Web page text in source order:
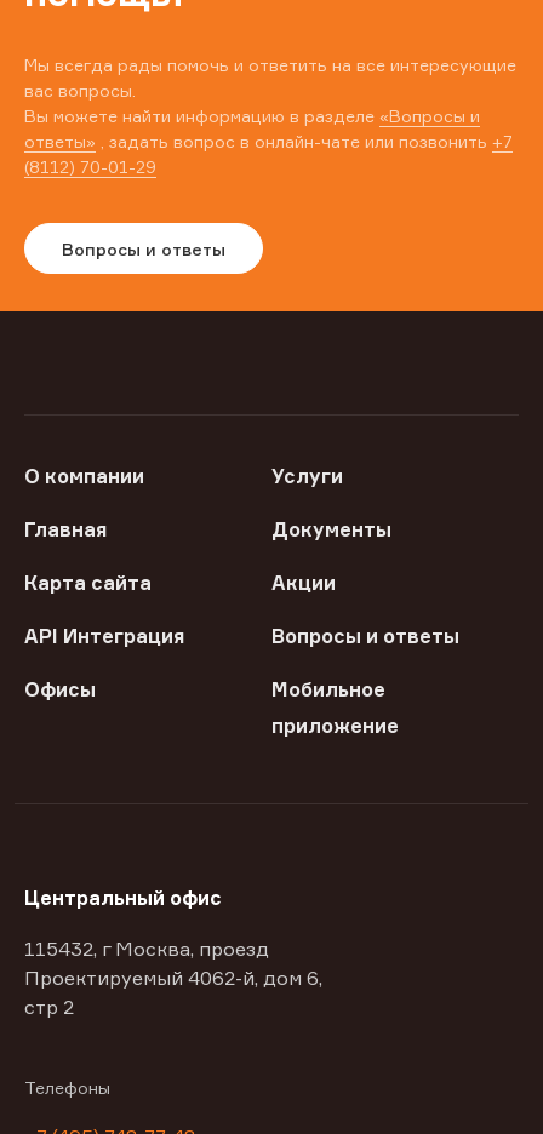
Мы всегда рады помочь и ответить на все интересующие
вас вопросы.
Вы можете найти информацию в разделе «Вопросы и
ответы» , задать вопрос в онлайн-чате или позвонить +7
(8112) 70-01-29
Вопросы и ответы
О компании Услуги
Главная Документы
Карта сайта Акции
API Интеграция Вопросы и ответы
Офисы
Мобильное
приложение
Центральный офис
115432, г Москва, проезд
Проектируемый 4062-й, дом 6,
стр 2
Телефоны